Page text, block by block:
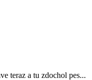
teraz a tu zdochol pes...